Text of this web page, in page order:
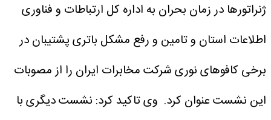
ژنراتورها در زمان بحران به اداره کل ارتباطات و فناوری
اطلاعات استان و تامین و رفع مشکل باتری پشتیبان در
برخی کافوهای نوری شرکت مخابرات ایران را از مصوبات
این نشست عنوان کرد. وی تاکید کرد: نشست دیگری با